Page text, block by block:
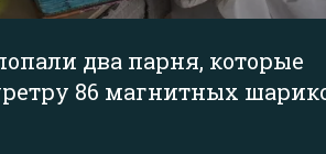
два парня, которые
86 магнитных